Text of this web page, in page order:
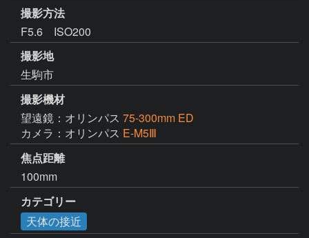
撮影方法
F5.6 ISO200
撮影地
生駒市
撮影機材
望遠鏡：オリンパス 75-300mm ED
カメラ：オリンパス E-M5Ⅲ
焦点距離
100mm
カテゴリー
天体の接近